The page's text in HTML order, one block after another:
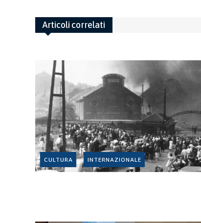
Articoli correlati
CULTURA INTERNAZIONALE